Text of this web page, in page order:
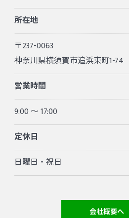
所在地
〒237-0063
神奈川県横須賀市追浜東町1-74
営業時間
9:00 〜 17:00
定休日
日曜日・祝日
会社概要へ